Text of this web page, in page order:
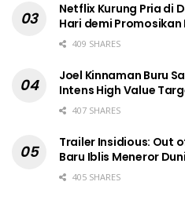
Netflix Kurung Pria di
Hari demi Promosikan
409 SHARES
Joel Kinnaman Buru
Intens High Value
407 SHARES
Trailer Insidious: Out
Baru Iblis Meneror
405 SHARES